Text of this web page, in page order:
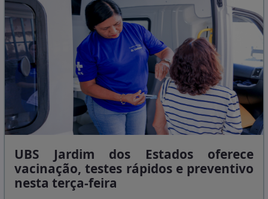
UBS Jardim dos Estados oferece
vacinação, testes rápidos e preventivo
nesta terça-feira